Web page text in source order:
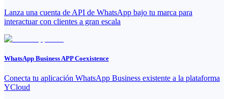
Lanza una cuenta de API de WhatsApp bajo tu marca para
interactuar con clientes a gran escala
WhatsApp Business APP Coexistence
Conecta tu aplicación WhatsApp Business existente a la plataforma
YCloud